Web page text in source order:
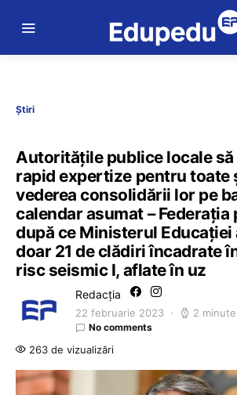
Știri
Autoritățile publice locale să
rapid expertize pentru toate
vederea consolidării lor pe
calendar asumat –
după ce Ministerul
doar 21 de clădiri încadrate
risc seismic I, aflate în uz
Redacția
22 februarie 2023 2
No comments
263 de vizualizări